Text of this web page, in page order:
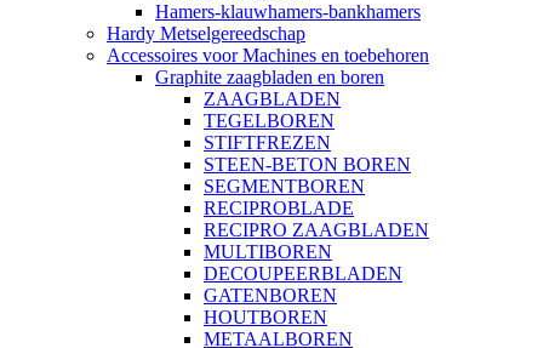
Hamers-klauwhamers-bankhamers
Hardy Metselgereedschap
Accessoires voor Machines en toebehoren
Graphite zaagbladen en boren
ZAAGBLADEN
TEGELBOREN
STIFTFREZEN
STEEN-BETON BOREN
SEGMENTBOREN
RECIPROBLADE
RECIPRO ZAAGBLADEN
MULTIBOREN
DECOUPEERBLADEN
GATENBOREN
HOUTBOREN
METAALBOREN